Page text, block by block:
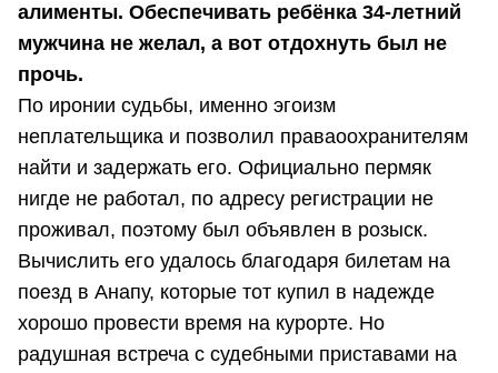
алименты. Обеспечивать ребёнка 34-летний
мужчина не желал, а вот отдохнуть был не
прочь.
По иронии судьбы, именно эгоизм
неплательщика и позволил праваоохранителям
найти и задержать его. Официально пермяк
нигде не работал, по адресу регистрации не
проживал, поэтому был объявлен в розыск.
Вычислить его удалось благодаря билетам на
поезд в Анапу, которые тот купил в надежде
хорошо провести время на курорте. Но
радушная встреча с судебными приставами на